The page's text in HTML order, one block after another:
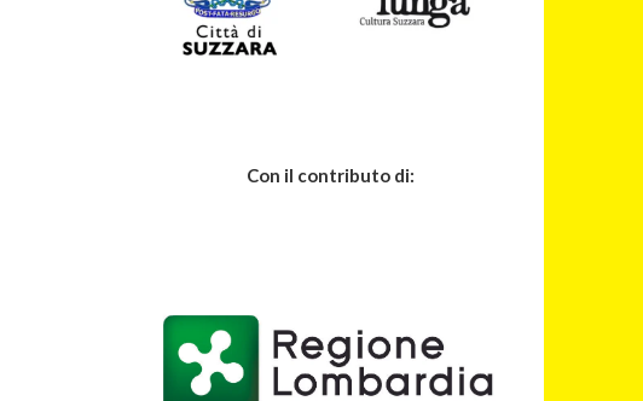
Con il contributo di: